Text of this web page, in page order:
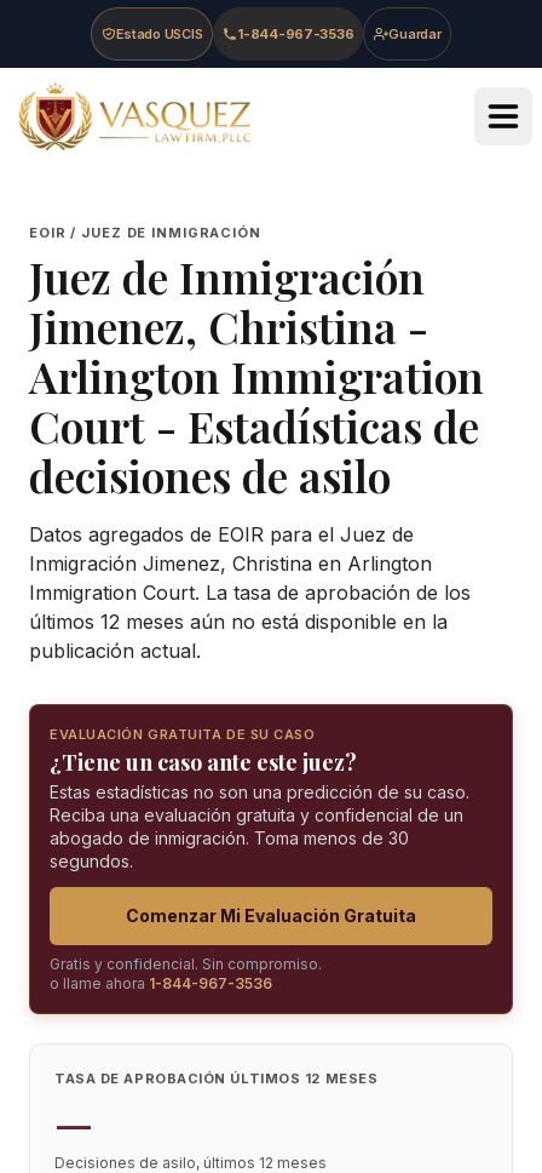
Skip to main content
Skip to navigation
Skip to footer
Estado USCIS 1-844-967-3536 Guardar
Vasquez Law Firm - Home
EOIR / JUEZ DE INMIGRACIÓN
Juez de Inmigración
Jimenez, Christina -
Arlington Immigration
Court - Estadísticas de
decisiones de asilo
Datos agregados de EOIR para el Juez de
Inmigración Jimenez, Christina en Arlington
Immigration Court. La tasa de aprobación de los
últimos 12 meses aún no está disponible en la
publicación actual.
EVALUACIÓN GRATUITA DE SU CASO
¿Tiene un caso ante este juez?
Estas estadísticas no son una predicción de su caso.
Reciba una evaluación gratuita y confidencial de un
abogado de inmigración. Toma menos de 30
segundos.
Comenzar Mi Evaluación Gratuita
Gratis y confidencial. Sin compromiso.
o llame ahora 1-844-967-3536
TASA DE APROBACIÓN ÚLTIMOS 12 MESES
—
Decisiones de asilo, últimos 12 meses